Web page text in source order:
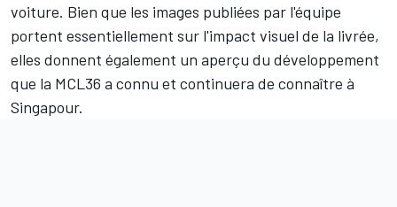
voiture. Bien que les images publiées par l'équipe
portent essentiellement sur l'impact visuel de la livrée,
elles donnent également un aperçu du développement
que la MCL36 a connu et continuera de connaître à
Singapour.